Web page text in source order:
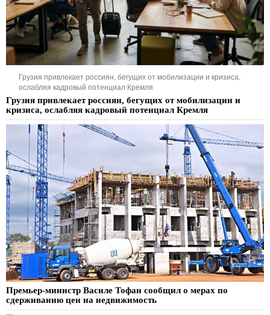
Грузия привлекает россиян, бегущих от мобилизации и кризиса,
ослабляя кадровый потенциал Кремля
Грузия привлекает россиян, бегущих от мобилизации и
кризиса, ослабляя кадровый потенциал Кремля
Премьер-министр Василе Тофан сообщил о мерах по
сдерживанию цен на недвижимость